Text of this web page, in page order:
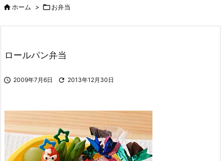

ホーム > お弁当
ロールパン弁当
 2009年7月6日  2013年12月30日